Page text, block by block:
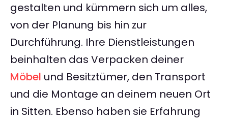
gestalten und kümmern sich um alles,
von der Planung bis hin zur
Durchführung. Ihre Dienstleistungen
beinhalten das Verpacken deiner
Möbel und Besitztümer, den Transport
und die Montage an deinem neuen Ort
in Sitten. Ebenso haben sie Erfahrung